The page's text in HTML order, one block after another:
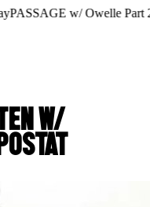
w/ Owelle Part 2
W/